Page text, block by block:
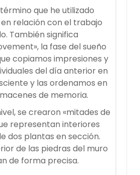
término que he utilizado
relación con el trabajo
También significa
la fase del sueño
copiamos impresiones y
del día anterior en
y las ordenamos en
de memoria.
se crearon «mitades de
representan interiores
dos plantas en sección.
de las piedras del muro
de forma precisa.